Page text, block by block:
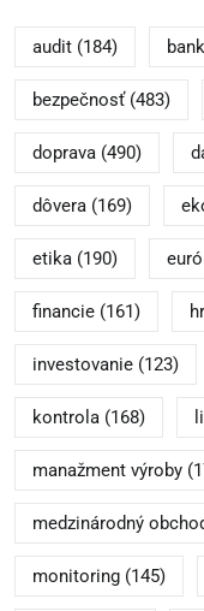
audit(184)
bezpečnosť(483)
doprava(490)
dôvera(169)
etika(190)
financie(161)
investovanie(123)
kontrola(168)
manažment výroby
medzinárodný
monitoring(145)